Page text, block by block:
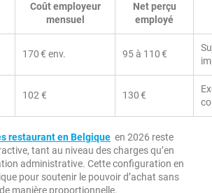
Coût employeur
mensuel
Net perçu
employé
170 € env. 95 à 110 €
102 € 130 €
restaurant en Belgique en 2026 reste
tant au niveau des charges qu’en
administrative. Cette configuration en
pour soutenir le pouvoir d’achat sans
manière proportionnelle.